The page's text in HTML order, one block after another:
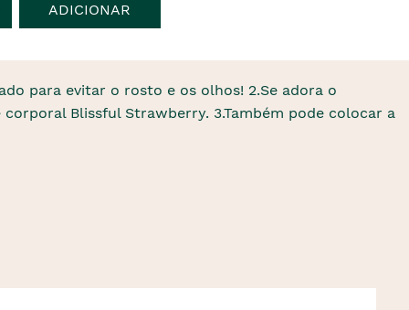
ADICIONAR
para evitar o rosto e os olhos! 2.Se adora o
Blissful Strawberry. 3.Também pode colocar a